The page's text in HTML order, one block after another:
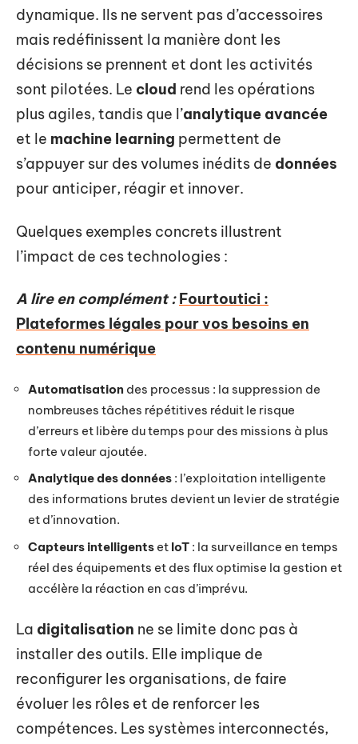
dynamique. Ils ne servent pas d’accessoires
mais redéfinissent la manière dont les
décisions se prennent et dont les activités
sont pilotées. Le cloud rend les opérations
plus agiles, tandis que l’analytique avancée
et le machine learning permettent de
s’appuyer sur des volumes inédits de données
pour anticiper, réagir et innover.
Quelques exemples concrets illustrent
l’impact de ces technologies :
A lire en complément : Fourtoutici :
Plateformes légales pour vos besoins en
contenu numérique
Automatisation des processus : la suppression de
nombreuses tâches répétitives réduit le risque
d’erreurs et libère du temps pour des missions à plus
forte valeur ajoutée.
Analytique des données : l’exploitation intelligente
des informations brutes devient un levier de stratégie
et d’innovation.
Capteurs intelligents et IoT : la surveillance en temps
réel des équipements et des flux optimise la gestion et
accélère la réaction en cas d’imprévu.
La digitalisation ne se limite donc pas à
installer des outils. Elle implique de
reconfigurer les organisations, de faire
évoluer les rôles et de renforcer les
compétences. Les systèmes interconnectés,